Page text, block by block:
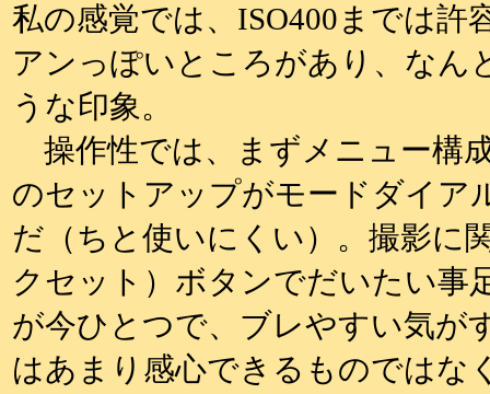
私の感覚では、ISO400までは許
アンっぽいところがあり、なん
うな印象。
操作性では、まずメニュー構
のセットアップがモードダイア
だ（ちと使いにくい）。撮影に
クセット）ボタンでだいたい事
が今ひとつで、ブレやすい気が
はあまり感心できるものではな